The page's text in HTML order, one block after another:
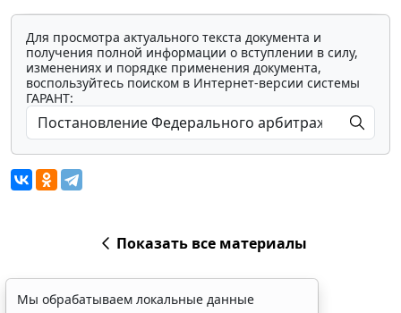
Для просмотра актуального текста документа и
получения полной информации о вступлении в силу,
изменениях и порядке применения документа,
воспользуйтесь поиском в Интернет-версии системы
ГАРАНТ:
Показать все материалы
Мы обрабатываем локальные данные